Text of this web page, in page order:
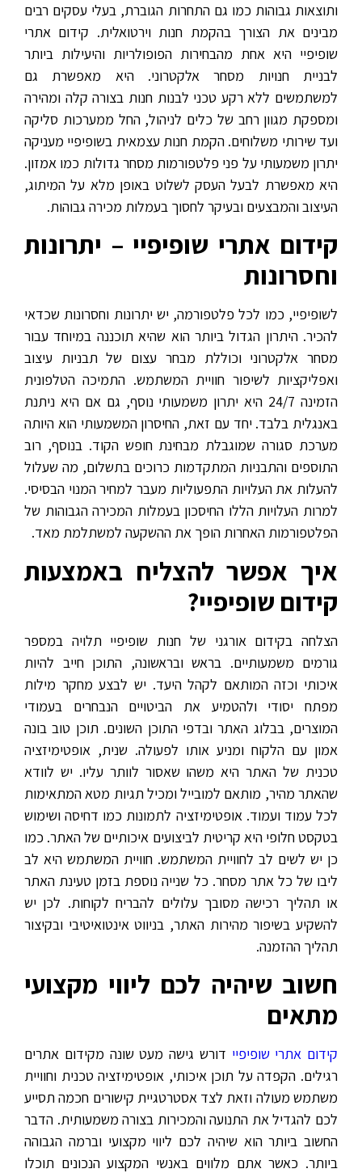
ותוצאות גבוהות כמו גם התחרות הגוברת, בעלי עסקים רבים
מבינים את הצורך בהקמת חנות וירטואלית. קידום אתרי
שופיפיי היא אחת מהבחירות הפופולריות והיעילות ביותר
לבניית חנויות מסחר אלקטרוני. היא מאפשרת גם
למשתמשים ללא רקע טכני לבנות חנות בצורה קלה ומהירה
ומספקת מגוון רחב של כלים לניהול, החל ממערכות סליקה
ועד שירותי משלוחים. הקמת חנות עצמאית בשופיפיי מעניקה
יתרון משמעותי על פני פלטפורמות מסחר גדולות כמו אמזון.
היא מאפשרת לבעל העסק לשלוט באופן מלא על המיתוג,
העיצוב והמבצעים ובעיקר לחסוך בעמלות מכירה גבוהות.
קידום אתרי שופיפיי – יתרונות
וחסרונות
לשופיפיי, כמו לכל פלטפורמה, יש יתרונות וחסרונות שכדאי
להכיר. היתרון הגדול ביותר הוא שהיא תוכננה במיוחד עבור
מסחר אלקטרוני וכוללת מבחר עצום של תבניות עיצוב
ואפליקציות לשיפור חוויית המשתמש. התמיכה הטלפונית
הזמינה 24/7 היא יתרון משמעותי נוסף, גם אם היא ניתנת
באנגלית בלבד. יחד עם זאת, החיסרון המשמעותי הוא היותה
מערכת סגורה שמוגבלת מבחינת חופש הקוד. בנוסף, רוב
התוספים והתבניות המתקדמות כרוכים בתשלום, מה שעלול
להעלות את העלויות התפעוליות מעבר למחיר המנוי הבסיסי.
למרות העלויות הללו החיסכון בעמלות המכירה הגבוהות של
הפלטפורמות האחרות הופך את ההשקעה למשתלמת מאד.
איך אפשר להצליח באמצעות
קידום שופיפיי?
הצלחה בקידום אורגני של חנות שופיפיי תלויה במספר
גורמים משמעותיים. בראש ובראשונה, התוכן חייב להיות
איכותי וכזה המותאם לקהל היעד. יש לבצע מחקר מילות
מפתח יסודי ולהטמיע את הביטויים הנבחרים בעמודי
המוצרים, בבלוג האתר ובדפי התוכן השונים. תוכן טוב בונה
אמון עם הלקוח ומניע אותו לפעולה. שנית, אופטימיזציה
טכנית של האתר היא משהו שאסור לוותר עליו. יש לוודא
שהאתר מהיר, מותאם למובייל ומכיל תגיות מטא המתאימות
לכל עמוד ועמוד. אופטימיזציה לתמונות כמו דחיסה ושימוש
בטקסט חלופי היא קריטית לביצועים איכותיים של האתר. כמו
כן יש לשים לב לחוויית המשתמש. חוויית המשתמש היא לב
ליבו של כל אתר מסחר. כל שנייה נוספת בזמן טעינת האתר
או תהליך רכישה מסובך עלולים להבריח לקוחות. לכן יש
להשקיע בשיפור מהירות האתר, בניווט אינטואיטיבי ובקיצור
תהליך ההזמנה.
חשוב שיהיה לכם ליווי מקצועי
מתאים
קידום אתרי שופיפיי דורש גישה מעט שונה מקידום אתרים
רגילים. הקפדה על תוכן איכותי, אופטימיזציה טכנית וחוויית
משתמש מעולה וזאת לצד אסטרטגיית קישורים חכמה תסייע
לכם להגדיל את התנועה והמכירות בצורה משמעותית. הדבר
החשוב ביותר הוא שיהיה לכם ליווי מקצועי וברמה הגבוהה
ביותר. כאשר אתם מלווים באנשי המקצוע הנכונים תוכלו